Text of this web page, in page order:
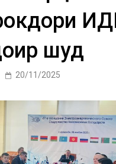
шуд
20/11/2025